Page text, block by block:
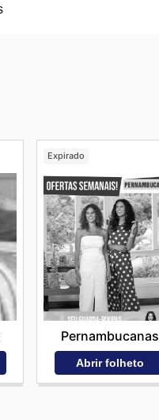
Expirado
Pernambucanas
Abrir folheto